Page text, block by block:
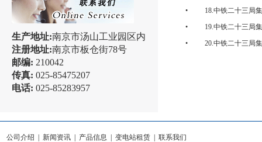
生产地址:南京市汤山工业园区内
注册地址:南京市板仓街78号
邮编: 210042
传真: 025-85475207
电话: 025-85283957
•
18.中铁二十三局
•
19.中铁二十三局
•
20.中铁二十三局
公司介绍 |新闻资讯 产品信息 |变电站租赁 |联系我们